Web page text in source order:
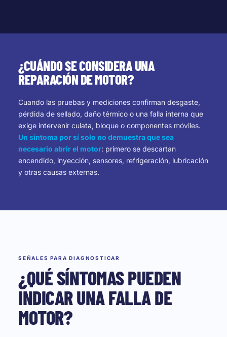
¿CUÁNDO SE CONSIDERA UNA
REPARACIÓN DE MOTOR?
Cuando las pruebas y mediciones confirman desgaste,
pérdida de sellado, daño térmico o una falla interna que
exige intervenir culata, bloque o componentes móviles.
Un síntoma por sí solo no demuestra que sea
necesario abrir el motor: primero se descartan
encendido, inyección, sensores, refrigeración, lubricación
y otras causas externas.
SEÑALES PARA DIAGNOSTICAR
¿QUÉ SÍNTOMAS PUEDEN
INDICAR UNA FALLA DE
MOTOR?